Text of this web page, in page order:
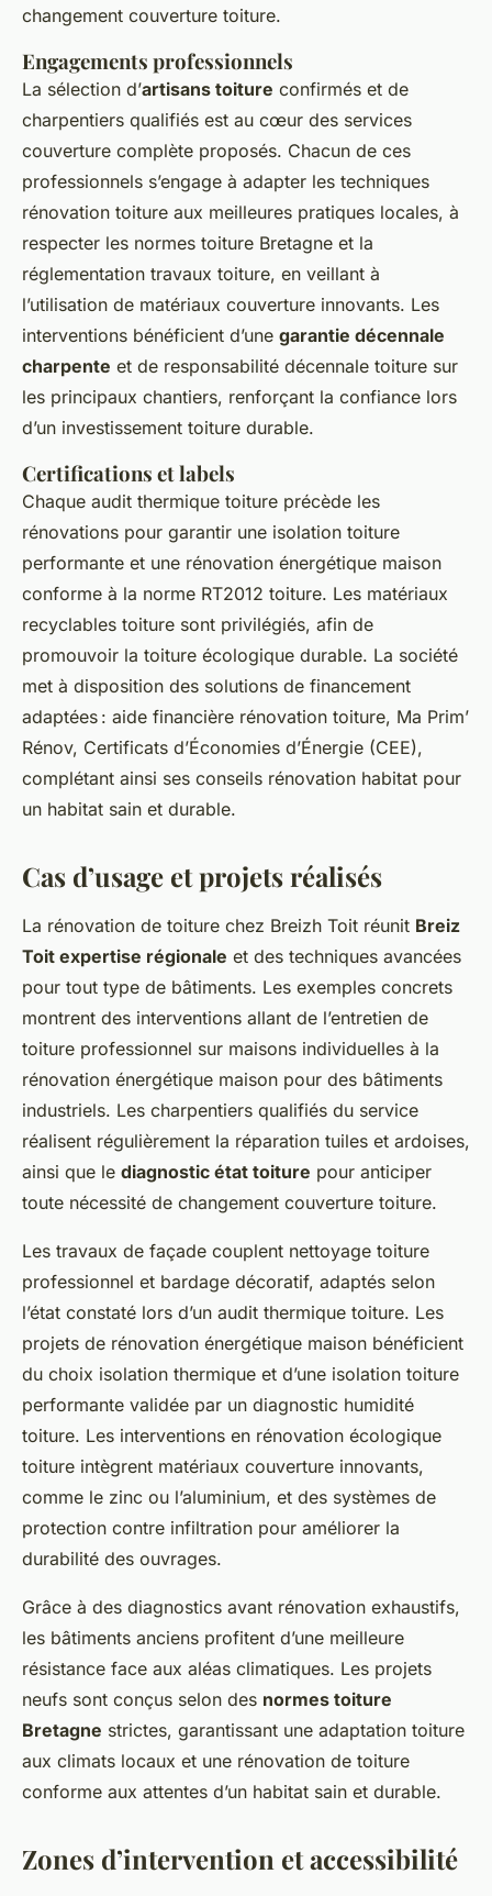
changement couverture toiture.
Engagements professionnels
La sélection d’artisans toiture confirmés et de
charpentiers qualifiés est au cœur des services
couverture complète proposés. Chacun de ces
professionnels s’engage à adapter les techniques
rénovation toiture aux meilleures pratiques locales, à
respecter les normes toiture Bretagne et la
réglementation travaux toiture, en veillant à
l’utilisation de matériaux couverture innovants. Les
interventions bénéficient d’une garantie décennale
charpente et de responsabilité décennale toiture sur
les principaux chantiers, renforçant la confiance lors
d’un investissement toiture durable.
Certifications et labels
Chaque audit thermique toiture précède les
rénovations pour garantir une isolation toiture
performante et une rénovation énergétique maison
conforme à la norme RT2012 toiture. Les matériaux
recyclables toiture sont privilégiés, afin de
promouvoir la toiture écologique durable. La société
met à disposition des solutions de financement
adaptées : aide financière rénovation toiture, Ma Prim’
Rénov, Certificats d’Économies d’Énergie (CEE),
complétant ainsi ses conseils rénovation habitat pour
un habitat sain et durable.
Cas d’usage et projets réalisés
La rénovation de toiture chez Breizh Toit réunit Breiz
Toit expertise régionale et des techniques avancées
pour tout type de bâtiments. Les exemples concrets
montrent des interventions allant de l’entretien de
toiture professionnel sur maisons individuelles à la
rénovation énergétique maison pour des bâtiments
industriels. Les charpentiers qualifiés du service
réalisent régulièrement la réparation tuiles et ardoises,
ainsi que le diagnostic état toiture pour anticiper
toute nécessité de changement couverture toiture.
Les travaux de façade couplent nettoyage toiture
professionnel et bardage décoratif, adaptés selon
l’état constaté lors d’un audit thermique toiture. Les
projets de rénovation énergétique maison bénéficient
du choix isolation thermique et d’une isolation toiture
performante validée par un diagnostic humidité
toiture. Les interventions en rénovation écologique
toiture intègrent matériaux couverture innovants,
comme le zinc ou l’aluminium, et des systèmes de
protection contre infiltration pour améliorer la
durabilité des ouvrages.
Grâce à des diagnostics avant rénovation exhaustifs,
les bâtiments anciens profitent d’une meilleure
résistance face aux aléas climatiques. Les projets
neufs sont conçus selon des normes toiture
Bretagne strictes, garantissant une adaptation toiture
aux climats locaux et une rénovation de toiture
conforme aux attentes d’un habitat sain et durable.
Zones d’intervention et accessibilité